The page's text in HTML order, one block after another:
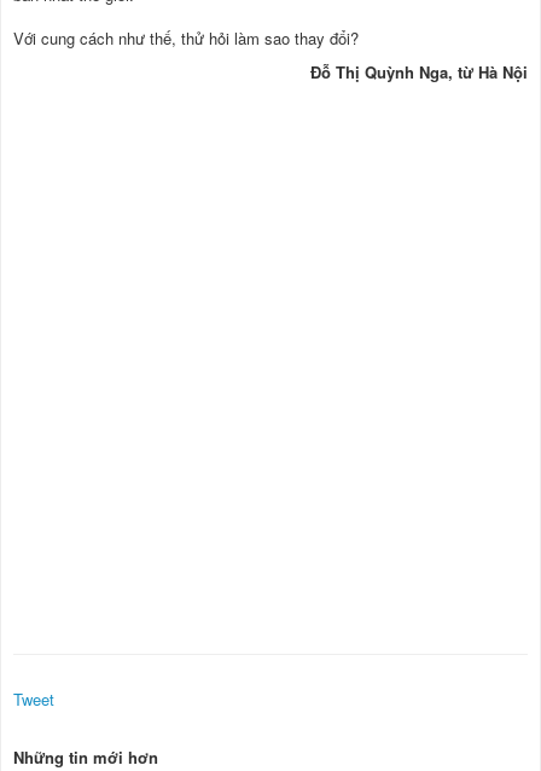
Với cung cách như thế, thử hỏi làm sao thay đổi?
Đỗ Thị Quỳnh Nga, từ Hà Nội
Tweet
Những tin mới hơn